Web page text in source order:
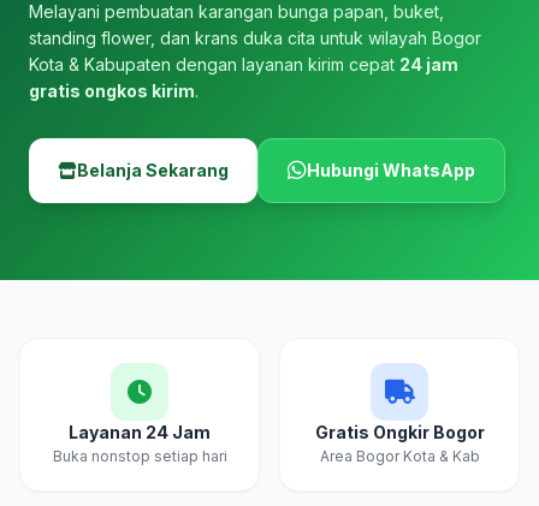
Melayani pembuatan karangan bunga papan, buket,
standing flower, dan krans duka cita untuk wilayah Bogor
Kota & Kabupaten dengan layanan kirim cepat 24 jam
gratis ongkos kirim.
Belanja Sekarang Hubungi WhatsApp
Layanan 24 Jam
Buka nonstop setiap hari
Gratis Ongkir Bogor
Area Bogor Kota & Kab